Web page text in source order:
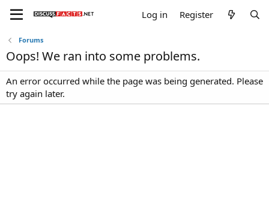
Log in Register
Forums
Oops! We ran into some problems.
An error occurred while the page was being generated. Please
try again later.